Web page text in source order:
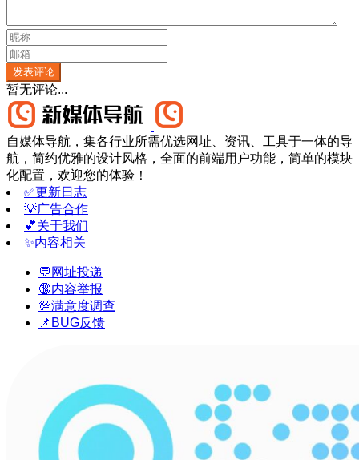
发表评论
暂无评论...
自媒体导航，集各行业所需优选网址、资讯、工具于一体的导
航，简约优雅的设计风格，全面的前端用户功能，简单的模块
化配置，欢迎您的体验！
✅更新日志
💡广告合作
💕关于我们
✨内容相关
💬网址投递
🔞内容举报
💯满意度调查
📌BUG反馈